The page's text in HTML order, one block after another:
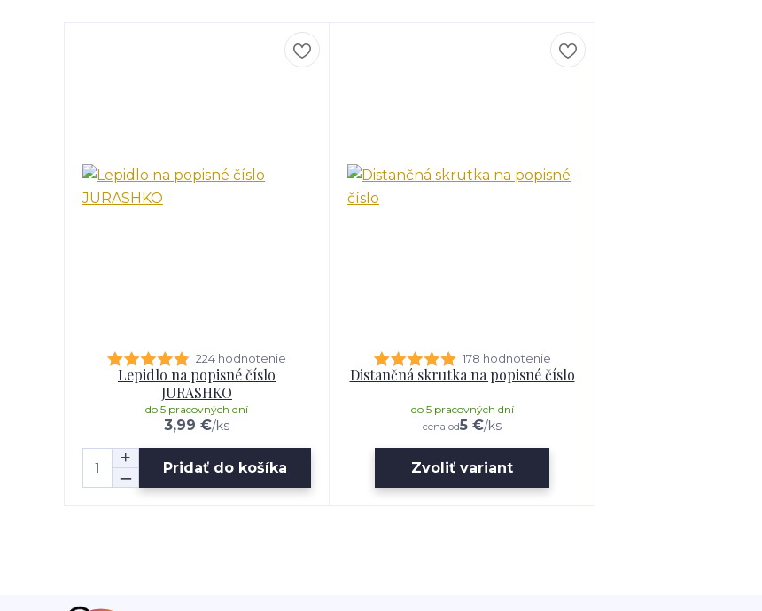
224 hodnotenie
Lepidlo na popisné číslo
JURASHKO
3,99 €/ks
do 5 pracovných dní
Pridať do košíka
178 hodnotenie
Distančná skrutka na popisné číslo
cena od5 €/ks
do 5 pracovných dní
Zvoliť variant